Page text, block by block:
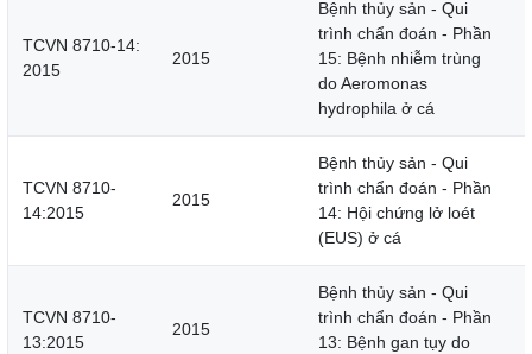
TCVN 8710-14:
2015
2015
Bệnh thủy sản - Qui
trình chẩn đoán - Phần
15: Bệnh nhiễm trùng
do Aeromonas
hydrophila ở cá
TCVN 8710-
14:2015
2015
Bệnh thủy sản - Qui
trình chẩn đoán - Phần
14: Hội chứng lở loét
(EUS) ở cá
TCVN 8710-
13:2015
2015
Bệnh thủy sản - Qui
trình chẩn đoán - Phần
13: Bệnh gan tụy do